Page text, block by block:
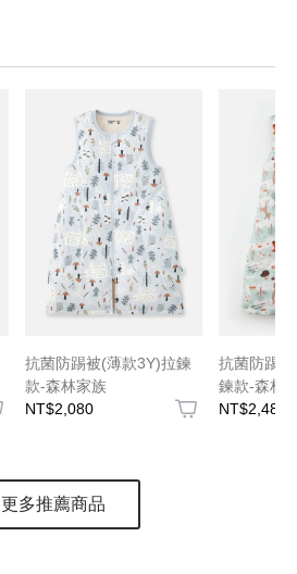
抗菌防踢被(薄款3Y)拉鍊
款-森林家族
NT$2,080
抗菌防踢
鍊款-森林
NT$2,480
更多推薦商品